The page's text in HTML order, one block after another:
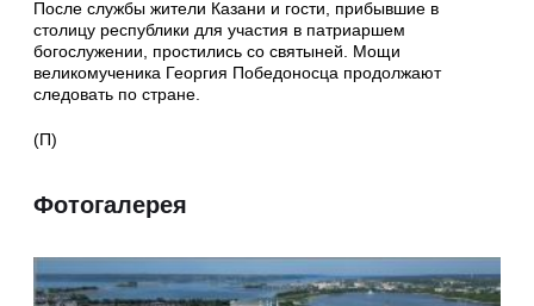
После службы жители Казани и гости, прибывшие в
столицу республики для участия в патриаршем
богослужении, простились со святыней. Мощи
великомученика Георгия Победоносца продолжают
следовать по стране.
(П)
Фотогалерея